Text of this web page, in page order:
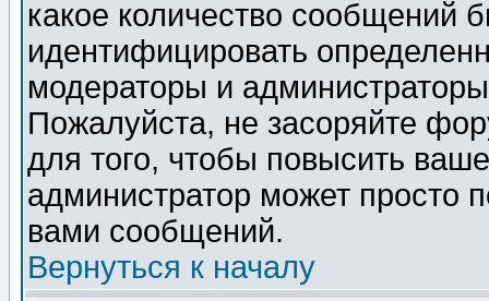
какое количество сообщений
идентифицировать
модераторы и
Пожалуйста, не засоряйте
для того, чтобы повысить
администратор может просто
вами сообщений.
Вернуться к началу